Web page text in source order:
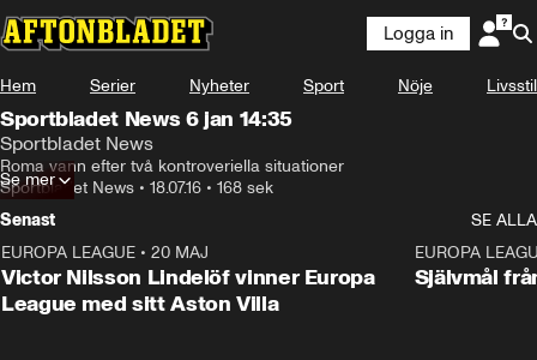
Logga in
Hem Serier Nyheter Sport Nöje Livsstil
Sportbladet News 6 jan 14:35
Sportbladet News
Roma vann efter två kontroveriella situationer
Sportbladet News • 18.07.16 • 168 sek
Se mer
Senast
SE ALLA
EUROPA LEAGUE • 20 MAJ
Victor Nilsson Lindelöf vinner Europa
League med sitt Aston Villa
EUROPA
Självmål